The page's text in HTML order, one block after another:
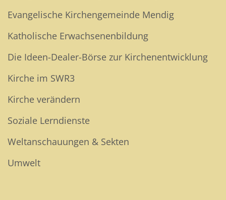
Evangelische Kirchengemeinde Mendig
Katholische Erwachsenenbildung
Die Ideen-Dealer-Börse zur Kirchenentwicklung
Kirche im SWR3
Kirche verändern
Soziale Lerndienste
Weltanschauungen & Sekten
Umwelt